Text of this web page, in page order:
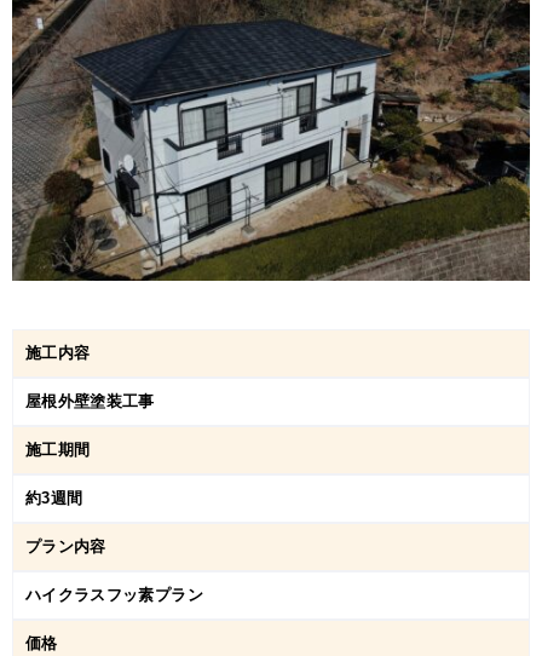
施工内容
屋根外壁塗装工事
施工期間
約3週間
プラン内容
ハイクラスフッ素プラン
価格